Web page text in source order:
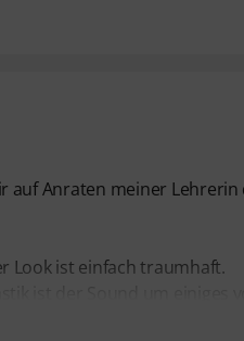
auf Anraten meiner
Look ist einfach traumhaft.